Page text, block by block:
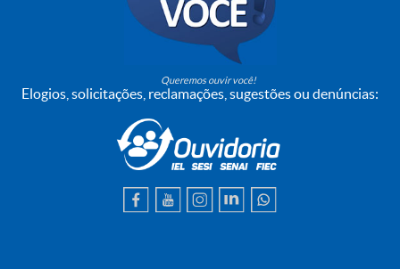
Queremos ouvir você!
Elogios, solicitações, reclamações, sugestões ou denúncias: